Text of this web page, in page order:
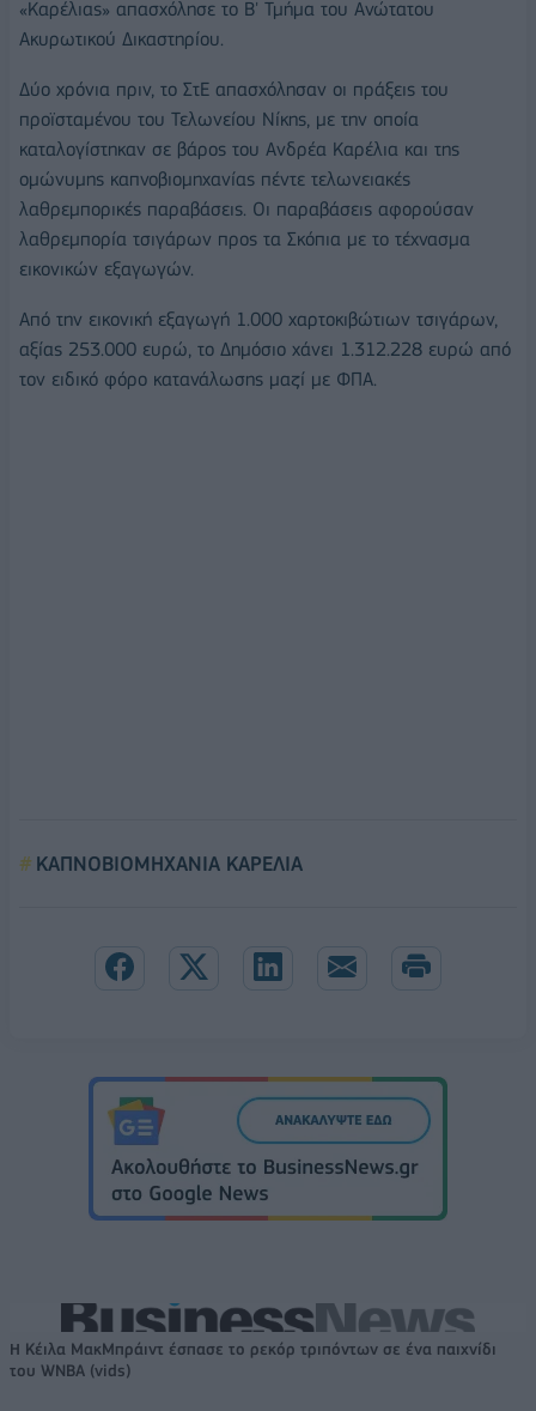
«Καρέλιας» απασχόλησε το Β' Τμήμα του Ανώτατου
Ακυρωτικού Δικαστηρίου.
Δύο χρόνια πριν, το ΣτΕ απασχόλησαν οι πράξεις του
προϊσταμένου του Τελωνείου Νίκης, με την οποία
καταλογίστηκαν σε βάρος του Ανδρέα Καρέλια και της
ομώνυμης καπνοβιομηχανίας πέντε τελωνειακές
λαθρεμπορικές παραβάσεις. Οι παραβάσεις αφορούσαν
λαθρεμπορία τσιγάρων προς τα Σκόπια με το τέχνασμα
εικονικών εξαγωγών.
Από την εικονική εξαγωγή 1.000 χαρτοκιβώτιων τσιγάρων,
αξίας 253.000 ευρώ, το Δημόσιο χάνει 1.312.228 ευρώ από
τον ειδικό φόρο κατανάλωσης μαζί με ΦΠΑ.
ΚΑΠΝΟΒΙΟΜΗΧΑΝΙΑ ΚΑΡΕΛΙΑ
Η Κέιλα ΜακΜπράιντ έσπασε το ρεκόρ τριπόντων σε ένα παιχνίδι
του WNBA (vids)